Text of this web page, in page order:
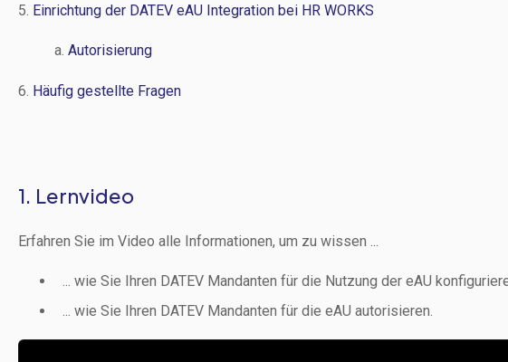
5. Einrichtung der DATEV eAU Integration bei HR WORKS
a. Autorisierung
6. Häufig gestellte Fragen
1. Lernvideo
Erfahren Sie im Video alle Informationen, um zu wissen ...
... wie Sie Ihren DATEV Mandanten für die Nutzung der eAU
... wie Sie Ihren DATEV Mandanten für die eAU autorisieren.